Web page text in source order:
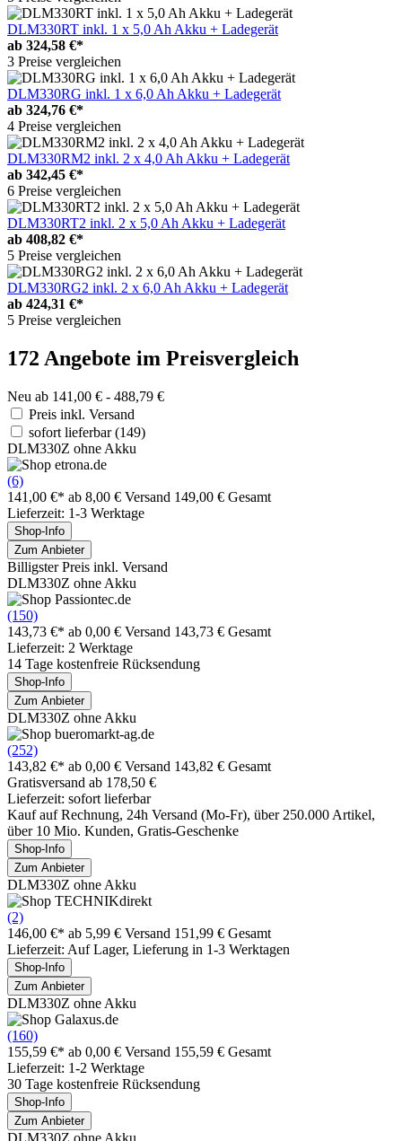
DLM330RT inkl. 1 x 5,0 Ah Akku + Ladegerät
ab 324,58 €*
3 Preise vergleichen
DLM330RG inkl. 1 x 6,0 Ah Akku + Ladegerät
ab 324,76 €*
4 Preise vergleichen
DLM330RM2 inkl. 2 x 4,0 Ah Akku + Ladegerät
ab 342,45 €*
6 Preise vergleichen
DLM330RT2 inkl. 2 x 5,0 Ah Akku + Ladegerät
ab 408,82 €*
5 Preise vergleichen
DLM330RG2 inkl. 2 x 6,0 Ah Akku + Ladegerät
ab 424,31 €*
5 Preise vergleichen
172 Angebote im Preisvergleich
Neu ab 141,00 € - 488,79 €
Preis inkl. Versand
sofort lieferbar(149)
DLM330Z ohne Akku
(6)
141,00 €* ab 8,00 € Versand 149,00 € Gesamt
Lieferzeit: 1-3 Werktage
Shop-Info
Zum Anbieter
Billigster Preis inkl. Versand
DLM330Z ohne Akku
(150)
143,73 €* ab 0,00 € Versand 143,73 € Gesamt
Lieferzeit: 2 Werktage
14 Tage kostenfreie Rücksendung
Shop-Info
Zum Anbieter
DLM330Z ohne Akku
(252)
143,82 €* ab 0,00 € Versand 143,82 € Gesamt
Gratisversand ab 178,50 €
Lieferzeit: sofort lieferbar
Kauf auf Rechnung, 24h Versand (Mo-Fr), über 250.000 Artikel,
über 10 Mio. Kunden, Gratis-Geschenke
Shop-Info
Zum Anbieter
DLM330Z ohne Akku
(2)
146,00 €* ab 5,99 € Versand 151,99 € Gesamt
Lieferzeit: Auf Lager, Lieferung in 1-3 Werktagen
Shop-Info
Zum Anbieter
DLM330Z ohne Akku
(160)
155,59 €* ab 0,00 € Versand 155,59 € Gesamt
Lieferzeit: 1-2 Werktage
30 Tage kostenfreie Rücksendung
Shop-Info
Zum Anbieter
DLM330Z ohne Akku